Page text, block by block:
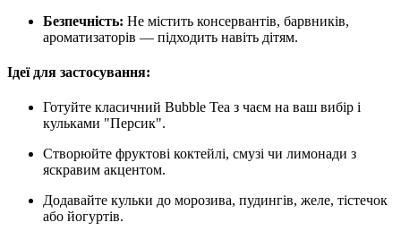
Безпечність: Не містить консервантів, барвників,
ароматизаторів — підходить навіть дітям.
Ідеї для застосування:
Готуйте класичний Bubble Tea з чаєм на ваш вибір і
кульками "Персик".
Створюйте фруктові коктейлі, смузі чи лимонади з
яскравим акцентом.
Додавайте кульки до морозива, пудингів, желе, тістечок
або йогуртів.